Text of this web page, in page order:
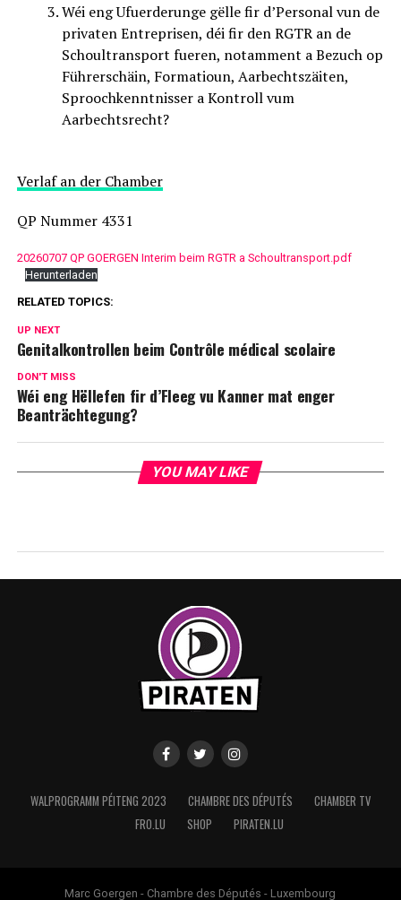
Wéi eng Ufuerderunge gëlle fir d’Personal vun de
privaten Entreprisen, déi fir den RGTR an de
Schoultransport fueren, notamment a Bezuch op
Führerschäin, Formatioun, Aarbechtszäiten,
Sproochkenntnisser a Kontroll vum
Aarbechtsrecht?
Verlaf an der Chamber
QP Nummer 4331
20260707 QP GOERGEN Interim beim RGTR a Schoultransport.pdf
Herunterladen
RELATED TOPICS:
UP NEXT
Genitalkontrollen beim Contrôle médical scolaire
DON'T MISS
Wéi eng Hëllefen fir d’Fleeg vu Kanner mat enger
Beanträchtegung?
YOU MAY LIKE
WALPROGRAMM PÉITENG 2023 CHAMBRE DES DÉPUTÉS
CHAMBER TV
FRO.LU
SHOP PIRATEN.LU
Marc Goergen - Chambre des Députés - Luxembourg